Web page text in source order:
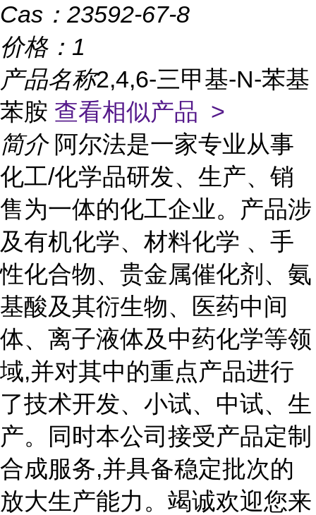
Cas： 23592-67-8
价格： 1
产品名称2,4,6-三甲基-N-苯基
苯胺 查看相似产品 >
简介 阿尔法是一家专业从事
化工/化学品研发、生产、销
售为一体的化工企业。产品涉
及有机化学、材料化学 、手
性化合物、贵金属催化剂、氨
基酸及其衍生物、医药中间
体、离子液体及中药化学等领
域,并对其中的重点产品进行
了技术开发、小试、中试、生
产。同时本公司接受产品定制
合成服务,并具备稳定批次的
放大生产能力。竭诚欢迎您来